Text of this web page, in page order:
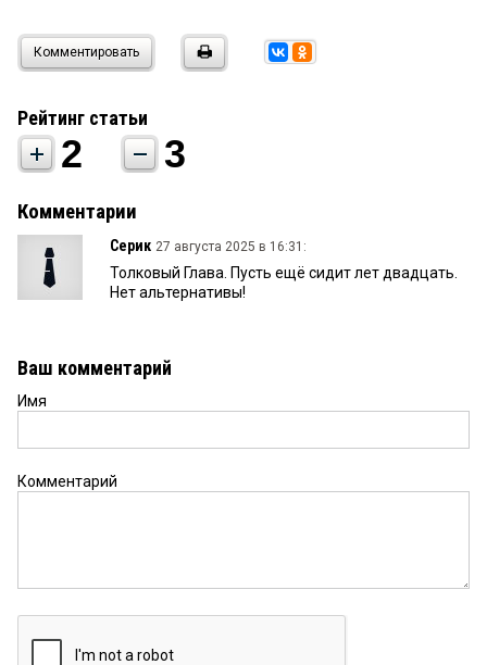
Комментировать
Рейтинг статьи
2 3
Комментарии
Серик 27 августа 2025 в 16:31:
Толковый Глава. Пусть ещё сидит лет двадцать.
Нет альтернативы!
Ваш комментарий
Имя
Комментарий